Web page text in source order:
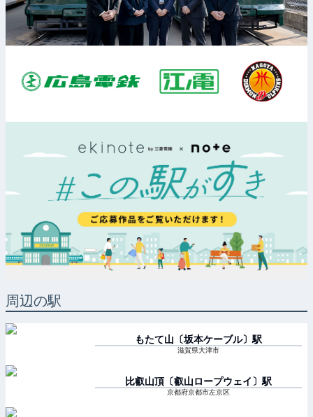
周辺の駅
もたて山〔坂本ケーブル〕 駅
滋賀県大津市
比叡山頂〔叡山ロープウェイ〕 駅
京都府京都市左京区